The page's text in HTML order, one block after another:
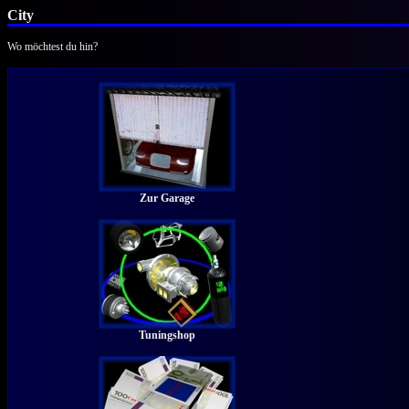
City
Wo möchtest du hin?
Zur Garage
Tuningshop